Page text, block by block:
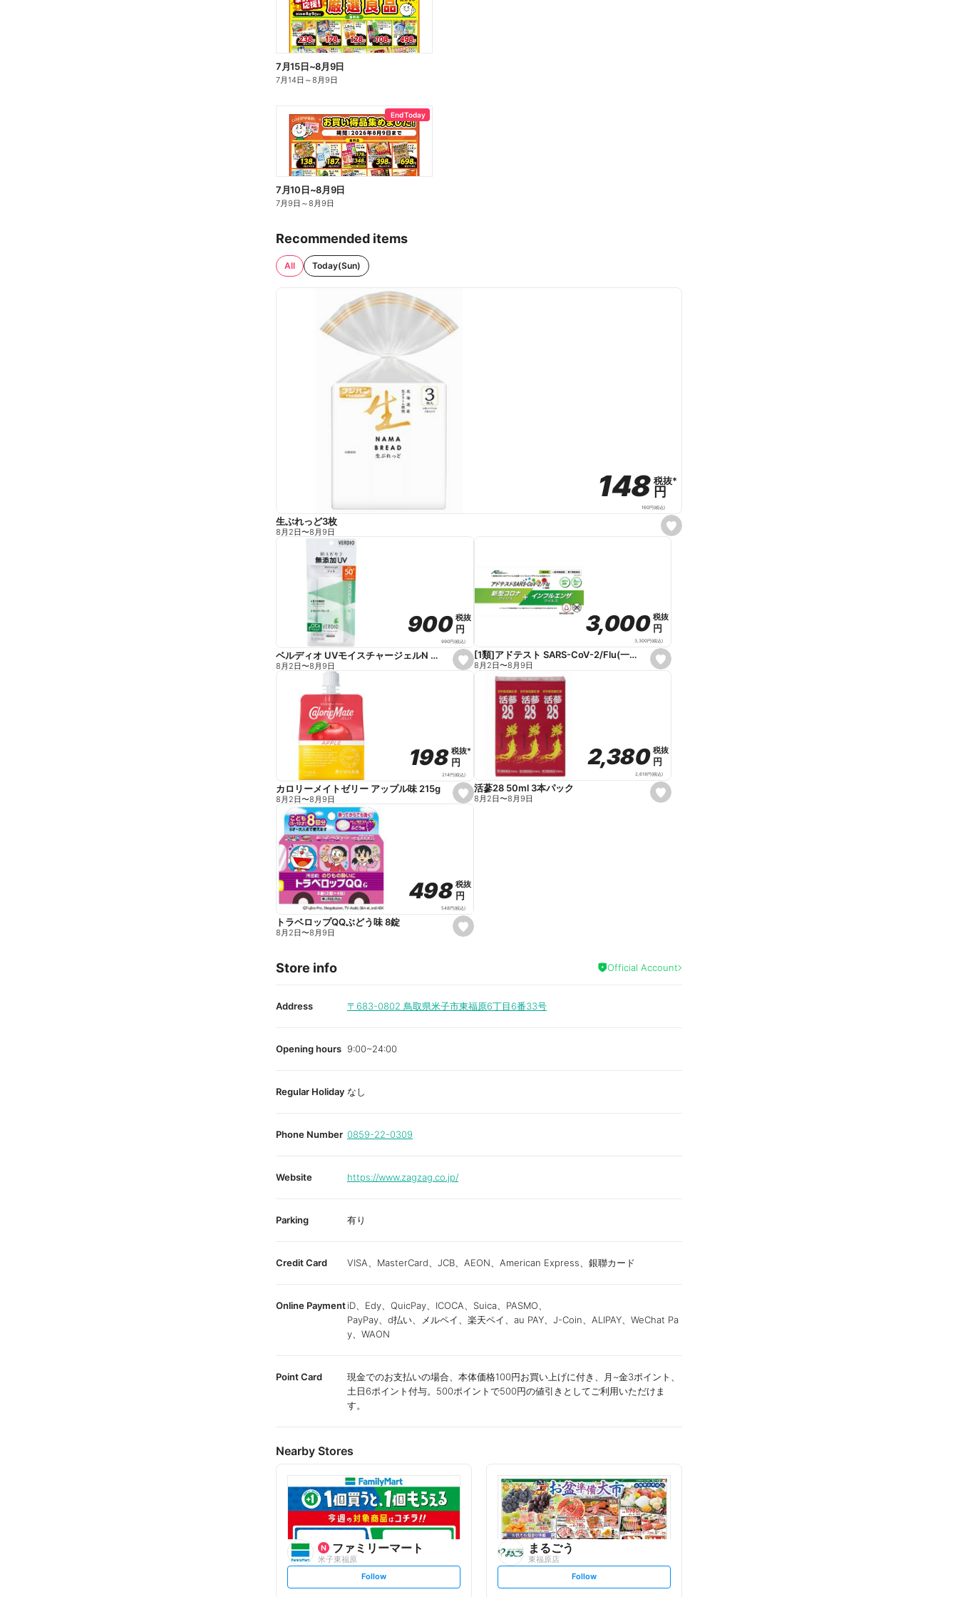
7月15日~8月9日
7月14日 ～8月9日
End Today
7月10日~8月9日
7月9日 ～8月9日
Recommended items
All Today(Sun)
s
e
148
148税抜*
税抜*
円
円
160円(税込)
生ぶれっど3枚
8月2日〜8月9日
s
e
t
e
900
900税抜
税抜
円
円
990円(税込)
ベルディオ UVモイスチャージェルN 80g
8月2日〜8月9日
s
e
t
e
3,000
3,000 税抜
税抜
円
円
3,300円(税込)
[1類]アドテスト SARS-CoV-2/Flu(一般用)
8月2日〜8月9日
s
e
t
e
198
198税抜*
税抜*
円
円
214円(税込)
カロリーメイトゼリー アップル味 215g
8月2日〜8月9日
s
e
2,380
2,380 税抜
税抜
円
円
2,618円(税込)
活蔘28 50ml 3本パック
8月2日〜8月9日
s
e
i
t
498
498税抜
税抜
円
円
548円(税込)
トラベロップQQぶどう味 8錠
8月2日〜8月9日
Store info Official Account
Address 〒683-0802 鳥取県米子市東福原6丁目6番33号
Opening hours 9:00~24:00
Regular Holiday なし
Phone Number 0859-22-0309
Website https://www.zagzag.co.jp/
Parking 有り
Credit Card VISA、MasterCard、JCB、AEON、American Express、銀聯カード
Online PaymentiD、Edy、QuicPay、ICOCA、Suica、PASMO、
PayPay、d払い、メルペイ、楽天ペイ、au PAY、J-Coin、ALIPAY、WeChat Pa
y、WAON
Point Card
現金でのお支払いの場合、本体価格100円お買い上げに付き、月~金3ポイント、
土日6ポイント付与。500ポイントで500円の値引きとしてご利用いただけま
す。
Nearby Stores
ファミリーマート
米子東福原
s
t
Follow
まるごう
東福原店
s
t
Follow